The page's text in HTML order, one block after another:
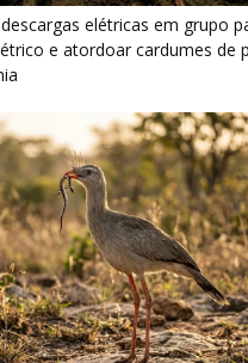
em alta velocidade e
serpentes